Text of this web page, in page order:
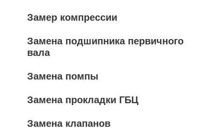
Замер компрессии
Замена подшипника первичного
вала
Замена помпы
Замена прокладки ГБЦ
Замена клапанов